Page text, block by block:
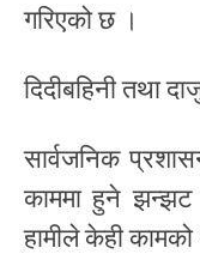
गरिएको छ ।
दिदीबहिनी तथा
सार्वजनिक
काममा हुने झन्झट
हामीले केही